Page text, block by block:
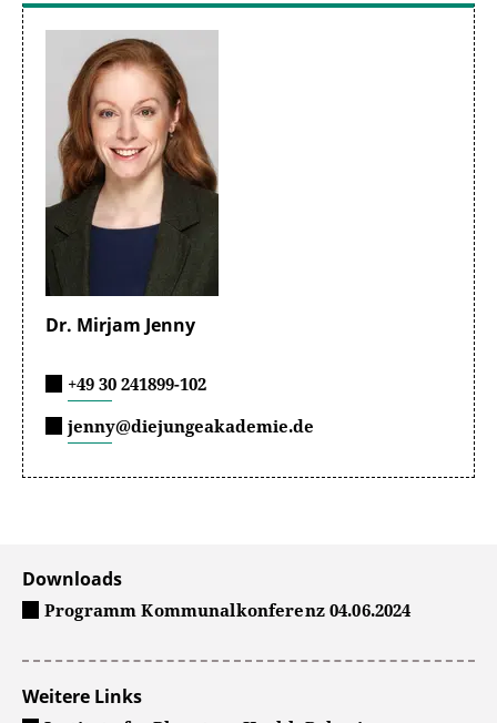
Dr. Mirjam Jenny
+49 30 241899-102
jenny@diejungeakademie.de
Downloads
Programm Kommunalkonferenz 04.06.2024
Weitere Links